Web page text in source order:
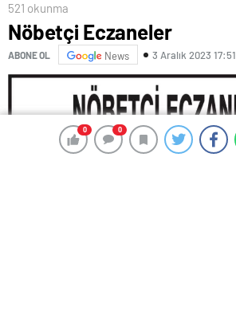
0 0
521 okunma
Nöbetçi Eczaneler
ABONE OL News 3 Aralık 2023 17:51
0 0